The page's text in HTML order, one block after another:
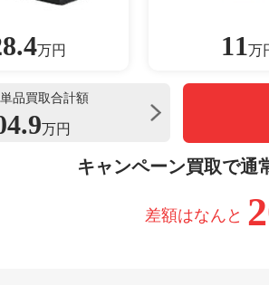
万円 11万
品買取合計額
万円
キャンペーン買取で通
差額はなんと